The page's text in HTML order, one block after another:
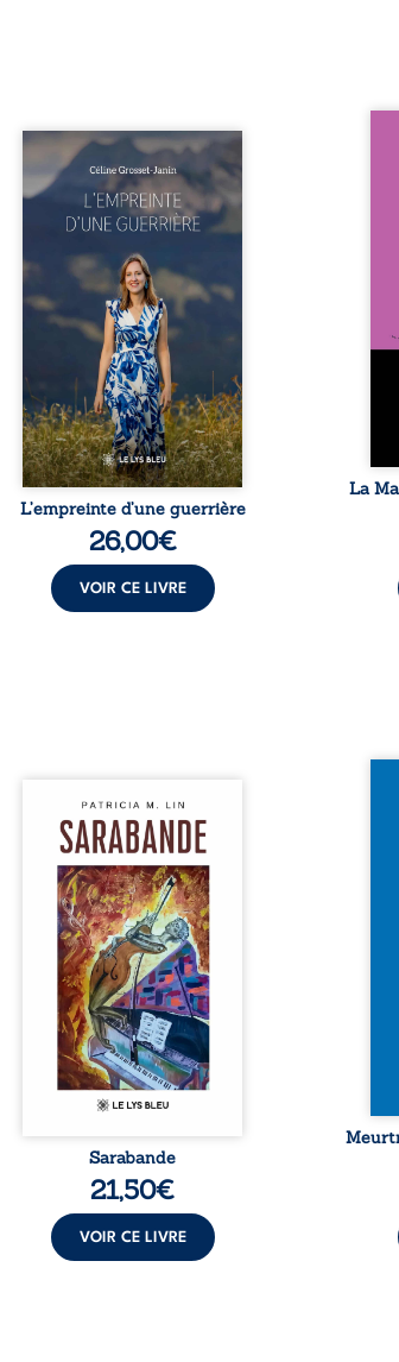
Que reste-t-il de l’enfance
lorsque la maladie impose ses
propres règles ? L’empreinte
d’une guerrière livre, sans
détour, le récit d’un quotidien
bouleversé par la maladie
chronique, l’errance médicale
et de longues hospitalisations.
L’auteure y raconte ce que les
dossiers médicaux taisent : la
peur, l’isolement, l’épuisement
et le sentiment de ne pas ...
L’empreinte d’une guerrière
26,00€
VOIR CE LIVRE
La
La
Aux chants crépitants de l’été,
Sous le silence ouaté de la
neige en hiver, Au cours de
nuits pâles, Dans la clarté
bienveillante de la lune, Rêves,
pensées, révoltes et espoirs…
Des mots s’assemblent, colorés,
rebelles aux règles de la
poésie, mais chantant en
rythme. Ils forment une
sarabande, passionnée souvent,
Sarabande
21,50€
VOIR CE LIVRE
Et
les